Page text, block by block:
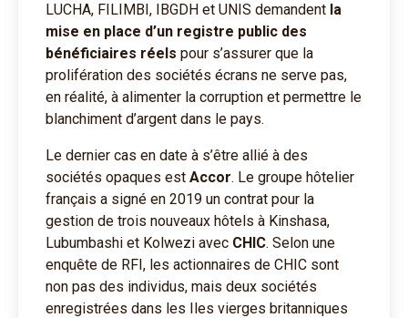
LUCHA, FILIMBI, IBGDH et UNIS demandent la
mise en place d’un registre public des
bénéficiaires réels pour s’assurer que la
prolifération des sociétés écrans ne serve pas,
en réalité, à alimenter la corruption et permettre le
blanchiment d’argent dans le pays.
Le dernier cas en date à s’être allié à des
sociétés opaques est Accor. Le groupe hôtelier
français a signé en 2019 un contrat pour la
gestion de trois nouveaux hôtels à Kinshasa,
Lubumbashi et Kolwezi avec CHIC. Selon une
enquête de RFI, les actionnaires de CHIC sont
non pas des individus, mais deux sociétés
enregistrées dans les Iles vierges britanniques